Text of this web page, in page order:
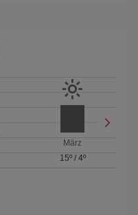
März
15º/ 4º